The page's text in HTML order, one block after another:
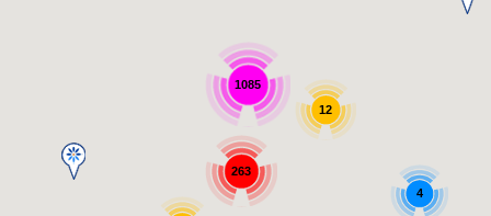
1085
263
4
12